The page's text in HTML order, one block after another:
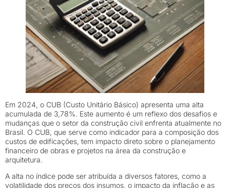
Em 2024, o CUB (Custo Unitário Básico) apresenta uma alta
acumulada de 3,78%. Este aumento é um reflexo dos desafios e
mudanças que o setor da construção civil enfrenta atualmente no
Brasil. O CUB, que serve como indicador para a composição dos
custos de edificações, tem impacto direto sobre o planejamento
financeiro de obras e projetos na área da construção e
arquitetura.
A alta no índice pode ser atribuída a diversos fatores, como a
volatilidade dos preços dos insumos, o impacto da inflação e as